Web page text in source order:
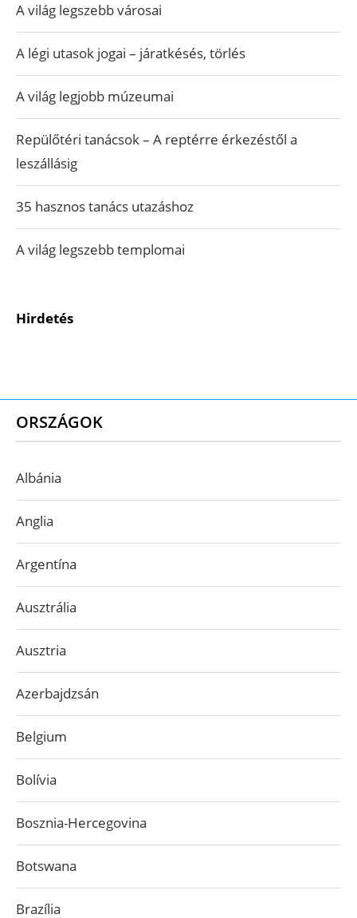
A világ legszebb városai
A légi utasok jogai – járatkésés, törlés
A világ legjobb múzeumai
Repülőtéri tanácsok – A reptérre érkezéstől a
leszállásig
35 hasznos tanács utazáshoz
A világ legszebb templomai
Hirdetés
ORSZÁGOK
Albánia
Anglia
Argentína
Ausztrália
Ausztria
Azerbajdzsán
Belgium
Bolívia
Bosznia-Hercegovina
Botswana
Brazília